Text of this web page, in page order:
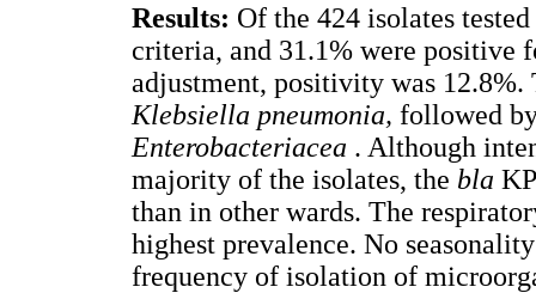
Results: Of the 424 isolates
criteria, and 31.1% were positive
adjustment, positivity was
Klebsiella pneumonia, followed
Enterobacteriacea . Although
majority of the isolates, the bla
than in other wards. The
highest prevalence. No
frequency of isolation of